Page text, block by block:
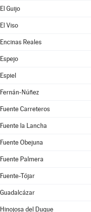
El Guijo
El Viso
Encinas Reales
Espejo
Espiel
Fernán-Núñez
Fuente Carreteros
Fuente la Lancha
Fuente Obejuna
Fuente Palmera
Fuente-Tójar
Guadalcázar
Hinojosa del Duque